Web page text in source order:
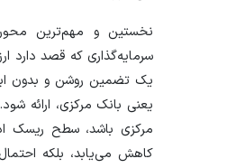
نخستین و مهم‌ترین
سرمایه‌گذاری که قصد دارد
یک تضمین روشن و بدون
یعنی بانک مرکزی، ارائه
مرکزی باشد، سطح ریسک
کاهش می‌یابد، بلکه